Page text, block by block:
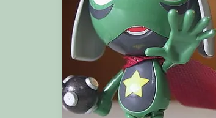
武者 Viper Robo 次男機、四男機、長男
機